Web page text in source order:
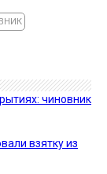
чиновник
взятку из